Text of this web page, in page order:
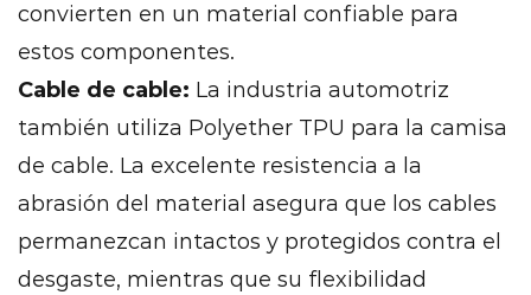
convierten en un material confiable para
estos componentes.
Cable de cable: La industria automotriz
también utiliza Polyether TPU para la camisa
de cable. La excelente resistencia a la
abrasión del material asegura que los cables
permanezcan intactos y protegidos contra el
desgaste, mientras que su flexibilidad